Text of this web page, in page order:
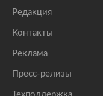
Редакция
Контакты
Реклама
Пресс-релизы